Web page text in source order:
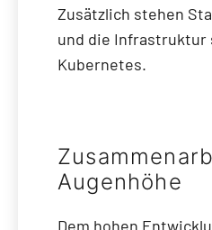
Zusätzlich stehen
und die Infrastruktur
Kubernetes.
Augenhöhe
Dem hohen